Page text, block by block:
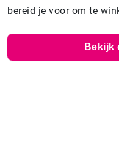
bereid je voor om te
Bekijk